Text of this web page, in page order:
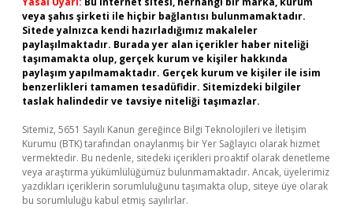
veya şahıs şirketi ile hiçbir bağlantısı bulunmamaktadır.
Sitede yalnızca kendi hazırladığımız makaleler
paylaşılmaktadır. Burada yer alan içerikler haber niteliği
taşımamakta olup, gerçek kurum ve kişiler hakkında
paylaşım yapılmamaktadır. Gerçek kurum ve kişiler ile isim
benzerlikleri tamamen tesadüfidir. Sitemizdeki bilgiler
taslak halindedir ve tavsiye niteliği taşımazlar.
Sitemiz, 5651 Sayılı Kanun gereğince Bilgi Teknolojileri ve İletişim
Kurumu (BTK) tarafından onaylanmış bir Yer Sağlayıcı olarak hizmet
vermektedir. Bu nedenle, sitedeki içerikleri proaktif olarak denetleme
veya araştırma yükümlülüğümüz bulunmamaktadır. Ancak, üyelerimiz
yazdıkları içeriklerin sorumluluğunu taşımakta olup, siteye üye olarak
bu sorumluluğu kabul etmiş sayılırlar.